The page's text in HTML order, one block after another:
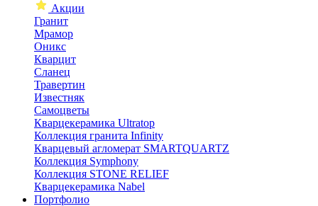
Акции
Гранит
Мрамор
Оникс
Кварцит
Сланец
Травертин
Известняк
Самоцветы
Кварцекерамика Ultratop
Коллекция гранита Infinity
Кварцевый агломерат SMARTQUARTZ
Коллекция Symphony
Коллекция STONE RELIEF
Кварцекерамика Nabel
Портфолио